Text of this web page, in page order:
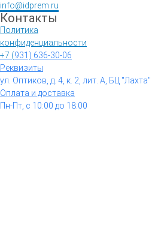
info@idprem.ru
Контакты
Политика
конфиденциальности
+7 (931) 636-30-06
Реквизиты
ул. Оптиков, д. 4, к. 2, лит. А, БЦ "Лахта"
Оплата и доставка
Пн-Пт, с 10:00 до 18:00